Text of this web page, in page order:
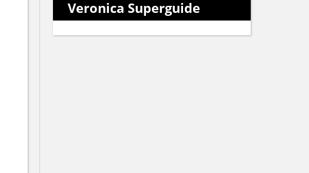
Veronica Superguide